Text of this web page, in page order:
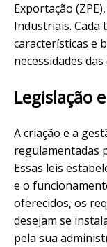
Exportação
Industriais. Cada
características e
necessidades
Legislação
A criação e a
regulamentadas
Essas leis
e o
oferecidos, os
desejam se
pela sua